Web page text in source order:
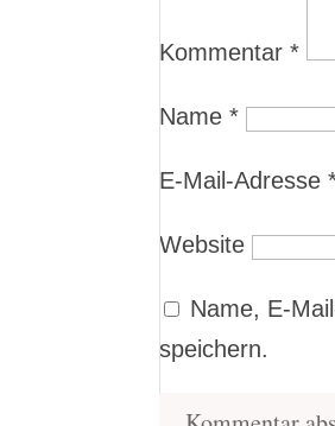
Kommentar*
Name*
E-Mail-Adresse
Website
Name, E-
speichern.